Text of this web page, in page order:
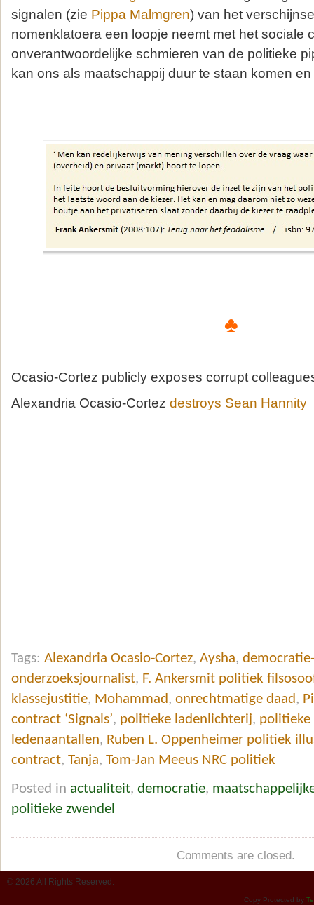
signalen (zie Pippa Malmgren) van het
nomenklatoera een loopje neemt met het sociale
onverantwoordelijke schmieren van de politieke
kan ons als maatschappij duur te staan komen en
♣
Ocasio-Cortez publicly exposes corrupt
Alexandria Ocasio-Cortez destroys Sean Hannity
Tags: Alexandria Ocasio-Cortez, Aysha,
onderzoeksjournalist, F. Ankersmit politiek
klassejustitie, Mohammad, onrechtmatige daad,
contract ‘Signals’, politieke ladenlichterij,
ledenaantallen, Ruben L. Oppenheimer politiek
contract, Tanja, Tom-Jan Meeus NRC politiek
Posted in actualiteit, democratie,
politieke zwendel
Comments are closed.
© 2026 All Rights Reserved.
Copy Protected by